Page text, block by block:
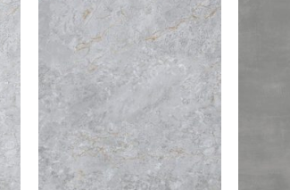
+